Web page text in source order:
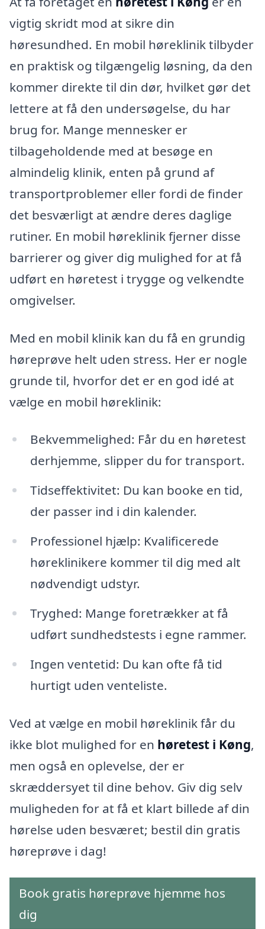
vigtig skridt mod at sikre din
høresundhed. En mobil høreklinik tilbyder
en praktisk og tilgængelig løsning, da den
kommer direkte til din dør, hvilket gør det
lettere at få den undersøgelse, du har
brug for. Mange mennesker er
tilbageholdende med at besøge en
almindelig klinik, enten på grund af
transportproblemer eller fordi de finder
det besværligt at ændre deres daglige
rutiner. En mobil høreklinik fjerner disse
barrierer og giver dig mulighed for at få
udført en høretest i trygge og velkendte
omgivelser.
Med en mobil klinik kan du få en grundig
høreprøve helt uden stress. Her er nogle
grunde til, hvorfor det er en god idé at
vælge en mobil høreklinik:
Bekvemmelighed: Får du en høretest
derhjemme, slipper du for transport.
Tidseffektivitet: Du kan booke en tid,
der passer ind i din kalender.
Professionel hjælp: Kvalificerede
høreklinikere kommer til dig med alt
nødvendigt udstyr.
Tryghed: Mange foretrækker at få
udført sundhedstests i egne rammer.
Ingen ventetid: Du kan ofte få tid
hurtigt uden venteliste.
Ved at vælge en mobil høreklinik får du
ikke blot mulighed for en høretest i Køng,
men også en oplevelse, der er
skræddersyet til dine behov. Giv dig selv
muligheden for at få et klart billede af din
hørelse uden besværet; bestil din gratis
høreprøve i dag!
Book gratis høreprøve hjemme hos
dig